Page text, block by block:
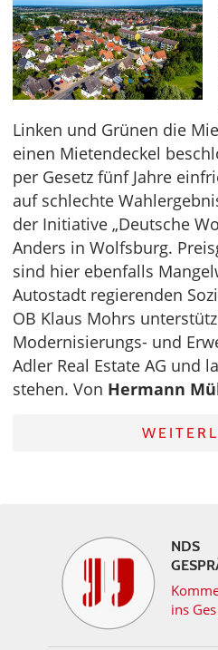
Linken und Grünen die
einen Mietendeckel
per Gesetz fünf Jahre
auf schlechte
der Initiative „Deutsche
Anders in Wolfsburg.
sind hier ebenfalls
Autostadt regierenden
OB Klaus Mohrs
Modernisierungs- und
Adler Real Estate AG und
stehen. Von Hermann
NDS
ins